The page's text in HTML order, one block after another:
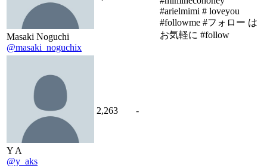
Masaki Noguchi
@masaki_noguchix
#arielmimi # loveyou
#followme #フォロー は
お気軽に #follow
Y A
@y_aks
2,263 -